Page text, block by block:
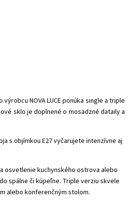
výrobcu NOVA LUCE ponúka single a triple
sklo je doplnené o mosadzné dataily a
s objímkou E27 vyčarujete intenzívne aj
osvetlenie kuchynského ostrova alebo
spálne či kúpeľne. Triple verziu skvele
alebo konferenčným stolom.